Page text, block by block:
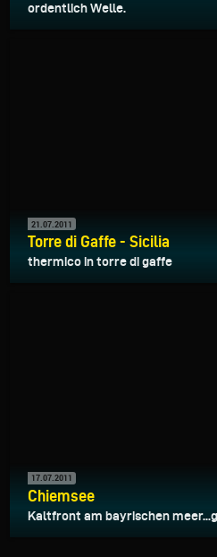
ordentlich Welle.
21.07.2011
Torre di Gaffe - Sicilia
thermico in torre di gaffe
17.07.2011
Chiemsee
Kaltfront am bayrischen